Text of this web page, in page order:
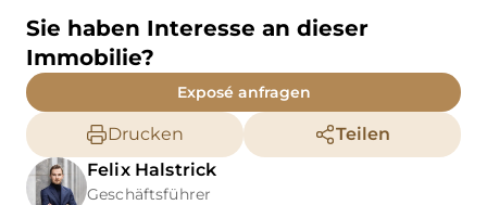
ausgestattetes Badezimmer
runden das Raumangebot
Besonderen Komfort bietet der
zur Wohnung gehörende
Tiefgaragen-Stellplatz, der Ihr
Fahrzeug sicher schützt und
Sie haben Interesse an dieser
Immobilie?
Exposé anfragen
Drucken
Teilen
Felix Halstrick
Geschäftsführer